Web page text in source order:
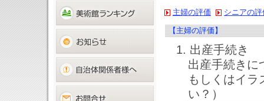
主婦の評価 シニアの評
【主婦の評価】
1. 出産手続き
出産手続きに
もしくはイラ
い？）